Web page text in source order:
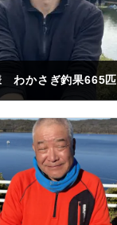
わかさぎ釣果665匹